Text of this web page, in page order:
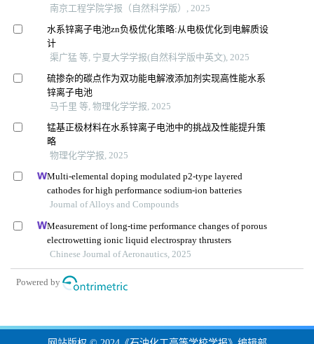
南京工程学院学报（自然科学版）, 2025
水系锌离子电池zn负极优化策略:从电极优化到电解质设
计
渠广猛 等, 宁夏大学学报(自然科学版中英文), 2025
硫掺杂的碳点作为双功能电解液添加剂实现高性能水系
锌离子电池
马千里 等, 物理化学学报, 2025
锰基正极材料在水系锌离子电池中的挑战及性能提升策
略
物理化学学报, 2025
Multi-elemental doping modulated p2-type layered
cathodes for high performance sodium-ion batteries
Journal of Alloys and Compounds
Measurement of long-time performance changes of porous
electrowetting ionic liquid electrospray thrusters
Chinese Journal of Aeronautics, 2025
Powered by